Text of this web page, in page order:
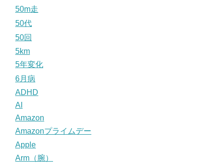
50m走
50代
50回
5km
5年変化
6月病
ADHD
AI
Amazon
Amazonプライムデー
Apple
Arm（腕）